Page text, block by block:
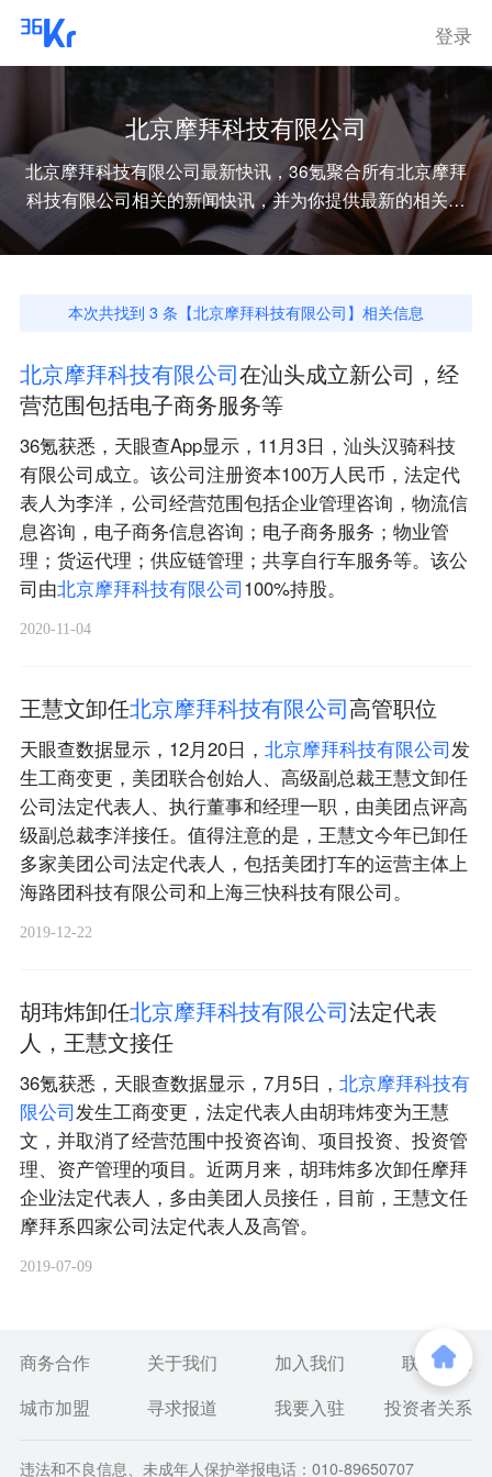
登录
北京摩拜科技有限公司
北京摩拜科技有限公司最新快讯，36氪聚合所有北京摩拜
科技有限公司相关的新闻快讯，并为你提供最新的相关资
讯。
本次共找到 3 条【北京摩拜科技有限公司 】相关信息
北京摩拜科技有限公司在汕头成立新公司，经
营范围包括电子商务服务等
36氪获悉，天眼查App显示，11月3日，汕头汉骑科技
有限公司成立。该公司注册资本100万人民币，法定代
表人为李洋，公司经营范围包括企业管理咨询，物流信
息咨询，电子商务信息咨询；电子商务服务；物业管
理；货运代理；供应链管理；共享自行车服务等。该公
司由北京摩拜科技有限公司100%持股。
2020-11-04
王慧文卸任北京摩拜科技有限公司高管职位
天眼查数据显示，12月20日， 北京摩拜科技有限公司发
生工商变更，美团联合创始人、高级副总裁王慧文卸任
公司法定代表人、执行董事和经理一职，由美团点评高
级副总裁李洋接任。值得注意的是，王慧文今年已卸任
多家美团公司法定代表人，包括美团打车的运营主体上
海路团科技有限公司和上海三快科技有限公司。
2019-12-22
胡玮炜卸任北京摩拜科技有限公司法定代表
人，王慧文接任
36氪获悉，天眼查数据显示，7月5日， 北京摩拜科技有
限公司发生工商变更，法定代表人由胡玮炜变为王慧
文，并取消了经营范围中投资咨询、项目投资、投资管
理、资产管理的项目。近两月来，胡玮炜多次卸任摩拜
企业法定代表人，多由美团人员接任，目前，王慧文任
摩拜系四家公司法定代表人及高管。
2019-07-09
商务合作 关于我们 加入我们
联系我们
城市加盟
寻求报道 我要入驻 投资者关系
违法和不良信息、未成年人保护举报电话：010-89650707